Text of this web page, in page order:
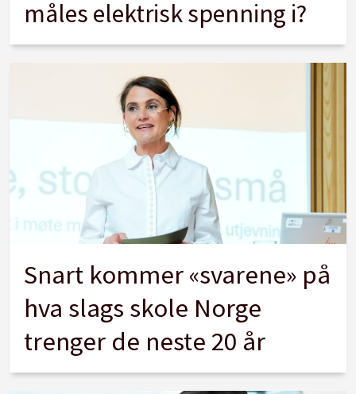
måles elektrisk spenning i?
Snart kommer «svarene» på
hva slags skole Norge
trenger de neste 20 år